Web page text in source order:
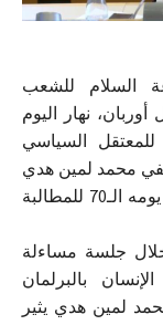
السلام للشعب
نهار اليوم
للمعتقل السياسي
محمد لمين هدي
الذي يخوضه إضرابا مفتوحا عن الطعام بلغ يومه الـ70 للمطالبة
جلسة مساءلة
بالبرلمان
لمين هدي يثير